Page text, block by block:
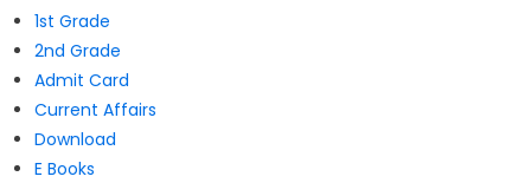
1st Grade
2nd Grade
Admit Card
Current Affairs
Download
E Books